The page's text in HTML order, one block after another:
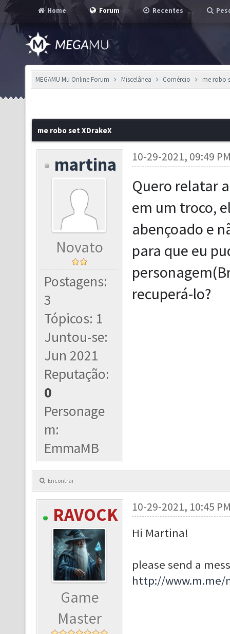
Home Forum Recentes
MEGAMU Mu Online Forum Miscelânea Comércio me robo
me robo set XDrakeX
martina
Novato
Postagens:
3
Tópicos: 1
Juntou-se:
Jun 2021
Reputação:
0
Personage
m:
EmmaMB
10-29-2021, 09:49
Quero relatar
em um troco,
abençoado e
para que eu
recuperá-lo?
Encontrar
RAVOCK
Game
Master
10-29-2021, 10:45
Hi Martina!
please send a
http://www.m.me/